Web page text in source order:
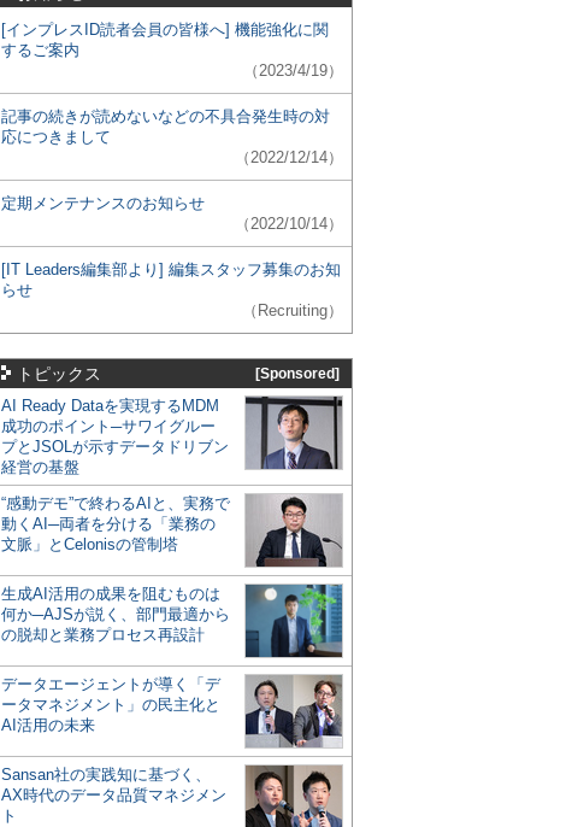
[インプレスID読者会員の皆様へ] 機能強化に関
するご案内
（2023/4/19）
記事の続きが読めないなどの不具合発生時の対
応につきまして
（2022/12/14）
定期メンテナンスのお知らせ
（2022/10/14）
[IT Leaders編集部より] 編集スタッフ募集のお知
らせ
（Recruiting）
トピックス [Sponsored]
AI Ready Dataを実現するMDM
成功のポイント─サワイグルー
プとJSOLが示すデータドリブン
経営の基盤
“感動デモ”で終わるAIと、実務で
動くAI─両者を分ける「業務の
文脈」とCelonisの管制塔
生成AI活用の成果を阻むものは
何か─AJSが説く、部門最適から
の脱却と業務プロセス再設計
データエージェントが導く「デ
ータマネジメント」の民主化と
AI活用の未来
Sansan社の実践知に基づく、
AX時代のデータ品質マネジメン
ト